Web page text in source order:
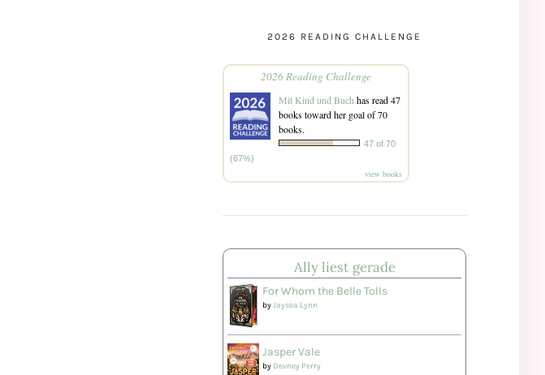
2026 READING CHALLENGE
2026 Reading Challenge
Mit Kind und Buch has read 47
books toward her goal of 70
books.
47 of 70
(67%)
view books
Ally liest gerade
For Whom the Belle Tolls
byJaysea Lynn
Jasper Vale
by Devney Perry